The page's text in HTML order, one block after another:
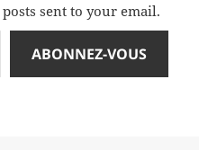
sent to your email.
ABONNEZ-VOUS